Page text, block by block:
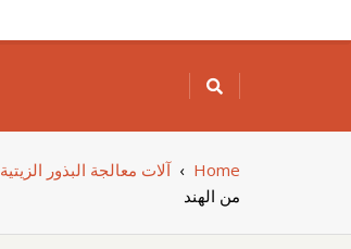
to
Home
›آلات معالجة البذور الزيتية
من الهند